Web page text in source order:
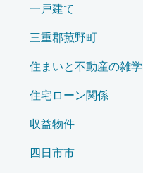
一戸建て
三重郡菰野町
住まいと不動産の雑学
住宅ローン関係
収益物件
四日市市